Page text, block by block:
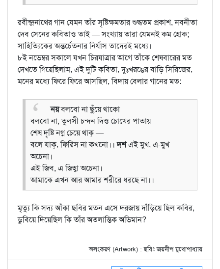
রবীন্দ্রনাথের গান যেমন তাঁর সৃষ্টিক্ষমতার শুদ্ধতম প্রকাশ, নবনীতা
দেব সেনের কবিতাও তাই — সংখ্যায় তারা যেমনই কম হোক;
সাহিত্যিকের অন্তর্চেতনার নির্যাস তাদেরই মধ্যে।
৮ই নভেম্বর সকালে যখন চিরযাত্রার আগে তাঁকে শেষবারের মত
দেখতে গিয়েছিলাম, এই দুটি কবিতা, দুঃখরঙের বাড়ি সিরিজের,
মনের মধ্যে ফিরে ফিরে আসছিল, বিদায় বেলার গানের মত:
নয়বলবো না ছুঁয়ে থাকো
বলবো না, তুলসী চন্দন দিও চোখের পাতায়
শেষ দৃষ্টি নগ্ন চেয়ে থাক্‌ —
বলে যাক্‌, ফিরিস না কখনো।।দশএই মুখ, এ-মুখ
অচেনা।
এই জিব, এ জিহ্বা অচেনা।
আমাকে এখন আর আমার শরীরে ধরছে না।।
মৃত্যু কি সদ্য আঁকা ছবির মতন এসে দরজায় দাঁড়িয়ে ছিল কবির,
ডুবিয়ে দিয়েছিল কি তাঁর অতলান্তিক অভিমান?
অলংকরণ (Artwork) : ছবিঃ জয়দীপ মুখোপাধ্যায়